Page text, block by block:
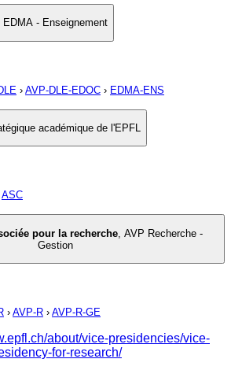
EDMA - Enseignement
› AVP-DLE-EDOC › EDMA-ENS
académique de l'EPFL
ASC
pour la recherche, AVP Recherche -
Gestion
› AVP-R › AVP-R-GE
about/vice-presidencies/vice-
for-research/